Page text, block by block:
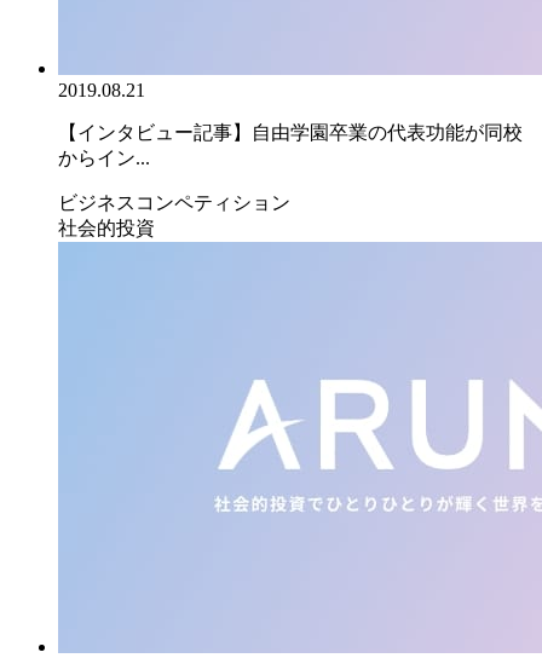
2019.08.21
【インタビュー記事】自由学園卒業の代表功能が同校
からイン...
ビジネスコンペティション
社会的投資